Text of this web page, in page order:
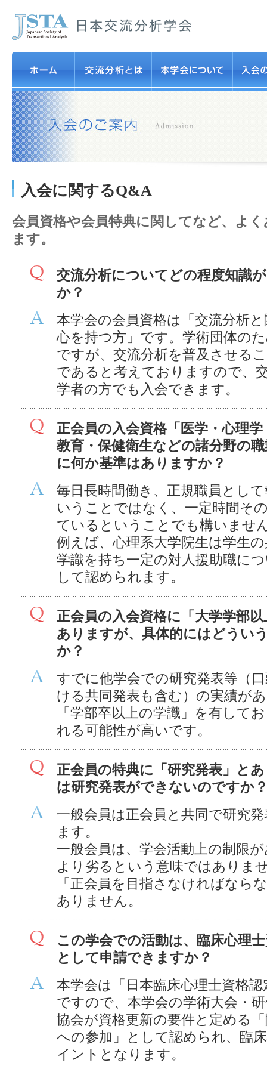
入会に関するQ&A
会員資格や会員特典に関してなど、よ
ます。
交流分析についてどの程度知識
か？
本学会の会員資格は「交流分析
心を持つ方」です。学術団体の
ですが、交流分析を普及させる
であると考えておりますので、
学者の方でも入会できます。
正会員の入会資格「医学・心理
教育・保健衛生などの諸分野の
に何か基準はありますか？
毎日長時間働き、正規職員とし
いうことではなく、一定時間そ
ているということでも構いませ
例えば、心理系大学院生は学生
学識を持ち一定の対人援助職に
して認められます。
正会員の入会資格に「大学学部
ありますが、具体的にはどうい
か？
すでに他学会での研究発表等（
ける共同発表も含む）の実績が
「学部卒以上の学識」を有して
れる可能性が高いです。
正会員の特典に「研究発表」と
は研究発表ができないのですか
一般会員は正会員と共同で研究
ます。
一般会員は、学会活動上の制限
より劣るという意味ではありま
「正会員を目指さなければなら
ありません。
この学会での活動は、臨床心理
として申請できますか？
本学会は「日本臨床心理士資格
ですので、本学会の学術大会・
協会が資格更新の要件と定める
への参加」として認められ、臨
イントとなります。